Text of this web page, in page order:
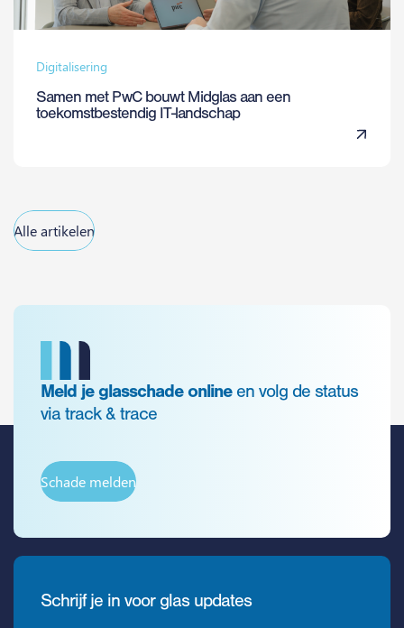
Digitalisering
Samen met PwC bouwt Midglas aan een
toekomstbestendig IT-landschap
Alle artikelen
Meld je glasschade online en volg de status
via track & trace
Schade melden
Schrijf je in voor glas updates